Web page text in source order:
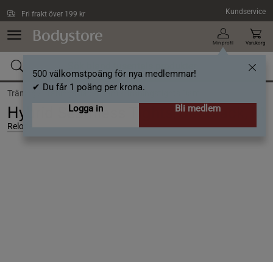
Fri frakt över 199 kr Kundservice
Min profil
500 välkomstpoäng för nya medlemmar!
✔ Du får 1 poäng per krona.
Logga in
Bli medlem
Varukorg
Träning / Träningskläder dam /Träningstights Dam
Hybrid Seamless Tights, Jet Black, M
Relode